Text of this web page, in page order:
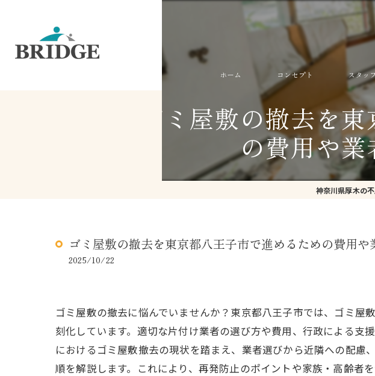
ホーム コンセプト スタッ
ゴミ屋敷の撤去を
の費用や
神奈川県厚木の
ゴミ屋敷の撤去を東京都八王子市で進めるための費用
2025/10/22
ゴミ屋敷の撤去に悩んでいませんか？東京都八王子市では、ゴミ
刻化しています。適切な片付け業者の選び方や費用、行政による
におけるゴミ屋敷撤去の現状を踏まえ、業者選びから近隣への配
順を解説します。これにより、再発防止のポイントや家族・高齢者